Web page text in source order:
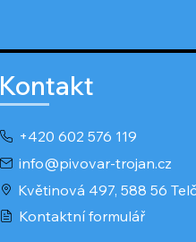
Kontakt
+420 602 576 119
info@pivovar-trojan.cz
Květinová 497, 588 56 Telč
Kontaktní formulář